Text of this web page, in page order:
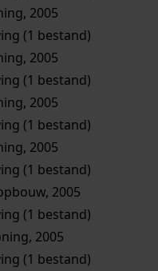
2005
(1 bestand)
2005
(1 bestand)
2005
(1 bestand)
2005
(1 bestand)
2005
(1 bestand)
2005
(1 bestand)